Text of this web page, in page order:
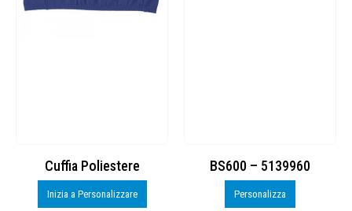
Cuffia Poliestere
Inizia a Personalizzare
BS600 – 5139960
Personalizza